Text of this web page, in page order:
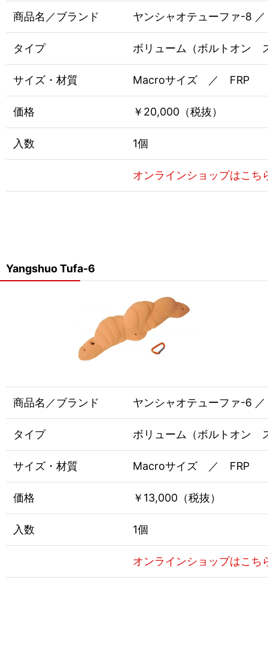
商品名／ブランド ヤンシャオテューファ-8 ／
タイプ ボリューム（ボルトオン
サイズ・材質 Macroサイズ ／ FRP
価格 ￥20,000（税抜）
入数 1個
オンラインショップはこち
Yangshuo Tufa-6
商品名／ブランド ヤンシャオテューファ-6 ／
タイプ ボリューム（ボルトオン
サイズ・材質 Macroサイズ ／ FRP
価格 ￥13,000（税抜）
入数 1個
オンラインショップはこち